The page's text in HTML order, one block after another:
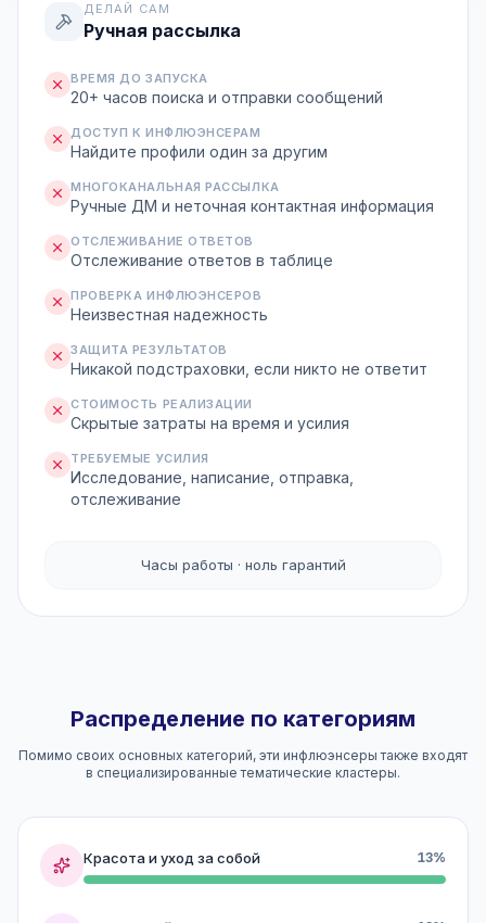
ДЕЛАЙ САМ
Ручная рассылка
ВРЕМЯ ДО ЗАПУСКА
20+ часов поиска и отправки сообщений
ДОСТУП К ИНФЛЮЭНСЕРАМ
Найдите профили один за другим
МНОГОКАНАЛЬНАЯ РАССЫЛКА
Ручные ДМ и неточная контактная информация
ОТСЛЕЖИВАНИЕ ОТВЕТОВ
Отслеживание ответов в таблице
ПРОВЕРКА ИНФЛЮЭНСЕРОВ
Неизвестная надежность
ЗАЩИТА РЕЗУЛЬТАТОВ
Никакой подстраховки, если никто не ответит
СТОИМОСТЬ РЕАЛИЗАЦИИ
Скрытые затраты на время и усилия
ТРЕБУЕМЫЕ УСИЛИЯ
Исследование, написание, отправка,
отслеживание
Часы работы · ноль гарантий
Распределение по категориям
Помимо своих основных категорий, эти инфлюэнсеры также входят
в специализированные тематические кластеры.
Красота и уход за собой 13%